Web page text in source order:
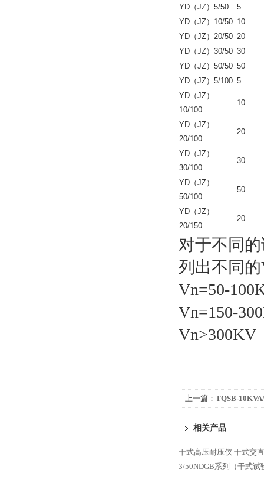
YD（JZ）5/50
5
YD（JZ）10/50 10
YD（JZ）20/50 20
YD（JZ）30/50 30
YD（JZ）50/50 50
YD（JZ）5/100 5
YD（JZ）
10/100
10
YD（JZ）
20/100
20
YD（JZ）
30/100
30
YD（JZ）
50/100
50
YD（JZ）
20/150
20
对于不同
列出不同
Vn=50-
Vn=150-
上一篇： TQSB-
相关产品
干式高压耐压仪 干式交
3/50NDGB系列（干式试